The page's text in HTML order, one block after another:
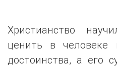
Христианство
ценить в
достоинства, а его